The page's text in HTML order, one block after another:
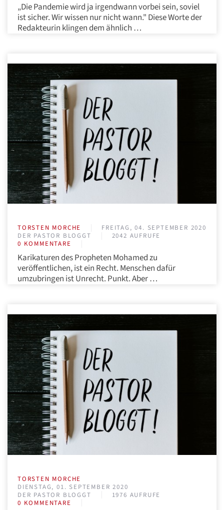
„Die Pandemie wird ja irgendwann vorbei sein, soviel
ist sicher. Wir wissen nur nicht wann." Diese Worte der
Redakteurin klingen dem ähnlich …
TORSTEN MORCHE
FREITAG, 04. SEPTEMBER 2020
DER PASTOR BLOGGT
2042 AUFRUFE
0 KOMMENTARE
Karikaturen des Propheten Mohamed zu
veröffentlichen, ist ein Recht. Menschen dafür
umzubringen ist Unrecht. Punkt. Aber …
TORSTEN MORCHE
DIENSTAG, 01. SEPTEMBER 2020
DER PASTOR BLOGGT
1976 AUFRUFE
0 KOMMENTARE